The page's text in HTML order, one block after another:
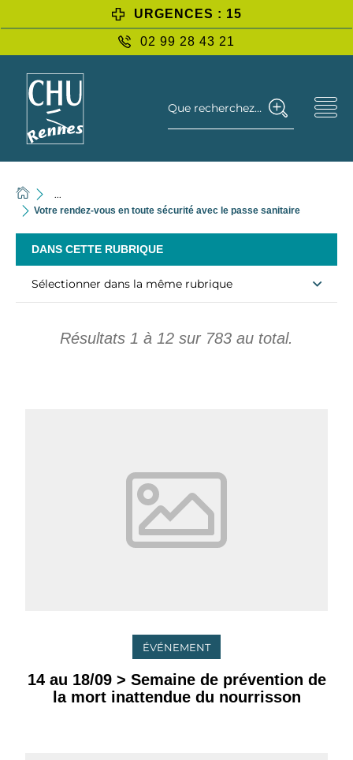
URGENCES : 15
02 99 28 43 21
Que recherchez-vous ?
...
Votre rendez-vous en toute sécurité avec le passe sanitaire
DANS CETTE RUBRIQUE
Sélectionner dans la même rubrique
Résultats 1 à 12 sur 783 au total.
ÉVÉNEMENT
14 au 18/09 > Semaine de prévention de
la mort inattendue du nourrisson